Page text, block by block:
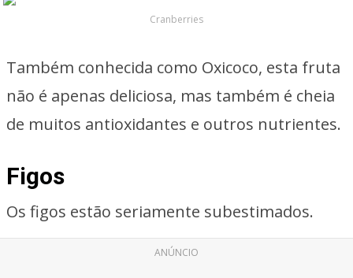
Cranberries
Também conhecida como Oxicoco, esta fruta
não é apenas deliciosa, mas também é cheia
de muitos antioxidantes e outros nutrientes.
Figos
Os figos estão seriamente subestimados.
ANÚNCIO